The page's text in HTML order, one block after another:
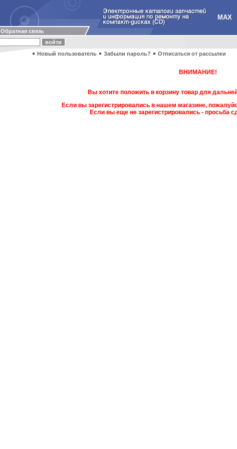
MAX
Обратная связь
Новый пользователь Забыли пароль? Отписаться от рассылки
ВНИМАНИЕ!
Вы хотите положить в корзину товар для
Если вы зарегистрировались в нашем магазине,
Если вы еще не зарегистрировались - просьба